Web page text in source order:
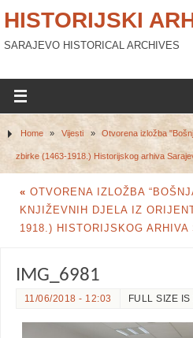
HISTORIJSKI
SARAJEVO HISTORICAL ARCHIVES
Home » Vijesti » Otvorena izložba
zbirke (1463-1918.) Historijskog arhiva
« OTVORENA IZLOŽBA
KNJIŽEVNIH DJELA IZ
1918.) HISTORIJSKOG ARHIVA
IMG_6981
11/06/2018 - 12:03 FULL SIZE IS